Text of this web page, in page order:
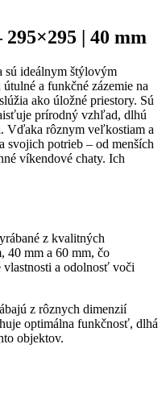
| 40 mm
sú ideálnym štýlovým
a funkčné zázemie na
ako úložné priestory. Sú
prírodný vzhľad, dlhú
Vďaka rôznym veľkostiam a
svojich potrieb – od menších
víkendové chaty. Ich
z kvalitných
40 mm a 60 mm, čo
vlastnosti a odolnosť voči
z rôznych dimenzií
optimálna funkčnosť, dlhá
objektov.